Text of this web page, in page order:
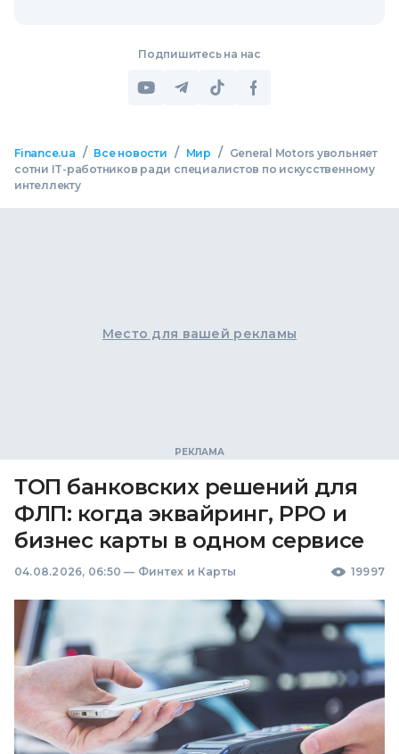
Подпишитесь на нас
Finance.ua / Все новости / Мир /
General Motors увольняет
сотни IT-работников ради специалистов по искусственному
интеллекту
Место для вашей рекламы
ТОП банковских решений для
ФЛП: когда эквайринг, РРО и
бизнес карты в одном сервисе
04.08.2026, 06:50 — Финтех и Карты 19997